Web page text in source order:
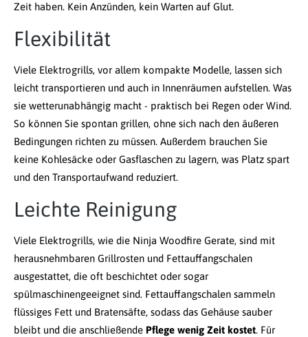
Zeit haben. Kein Anzünden, kein Warten auf Glut.
Flexibilität
Viele Elektrogrills, vor allem kompakte Modelle, lassen sich
leicht transportieren und auch in Innenräumen aufstellen. Was
sie wetterunabhängig macht - praktisch bei Regen oder Wind.
So können Sie spontan grillen, ohne sich nach den äußeren
Bedingungen richten zu müssen. Außerdem brauchen Sie
keine Kohlesäcke oder Gasflaschen zu lagern, was Platz spart
und den Transportaufwand reduziert.
Leichte Reinigung
Viele Elektrogrills, wie die Ninja Woodfire Gerate, sind mit
herausnehmbaren Grillrosten und Fettauffangschalen
ausgestattet, die oft beschichtet oder sogar
spülmaschinengeeignet sind. Fettauffangschalen sammeln
flüssiges Fett und Bratensäfte, sodass das Gehäuse sauber
bleibt und die anschließende Pflege wenig Zeit kostet. Für